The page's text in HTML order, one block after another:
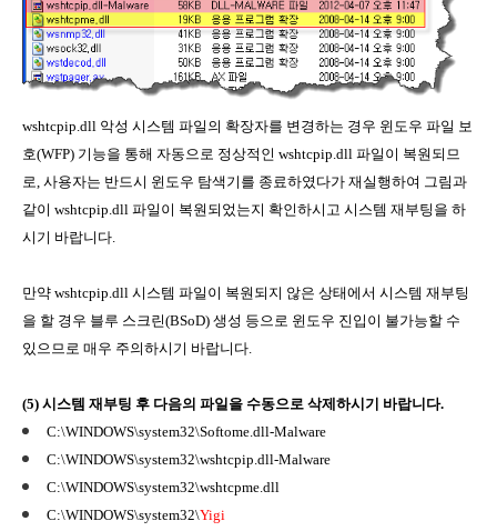
wshtcpip.dll 악성 시스템 파일의 확장자를 변경하는 경우 윈도우 파일 보
호(WFP) 기능을 통해 자동으로 정상적인 wshtcpip.dll 파일이 복원되므
로, 사용자는 반드시 윈도우 탐색기를 종료하였다가 재실행하여 그림과
같이 wshtcpip.dll 파일이 복원되었는지 확인하시고 시스템 재부팅을 하
시기 바랍니다.
만약 wshtcpip.dll 시스템 파일이 복원되지 않은 상태에서 시스템 재부팅
을 할 경우 블루 스크린(BSoD) 생성 등으로 윈도우 진입이 불가능할 수
있으므로 매우 주의하시기 바랍니다.
(5) 시스템 재부팅 후 다음의 파일을 수동으로 삭제하시기 바랍니다.
C:\WINDOWS\system32\Softome.dll-Malware
C:\WINDOWS\system32\wshtcpip.dll-Malware
C:\WINDOWS\system32\wshtcpme.dll
C:\WINDOWS\system32\Yigi